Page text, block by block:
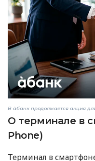
В àбанк продолжается акция
О терминале в
Phone)
Терминал в